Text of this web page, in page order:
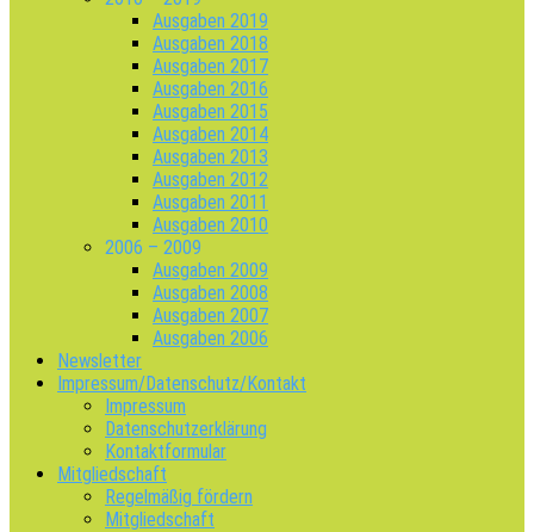
Ausgaben 2019
Ausgaben 2018
Ausgaben 2017
Ausgaben 2016
Ausgaben 2015
Ausgaben 2014
Ausgaben 2013
Ausgaben 2012
Ausgaben 2011
Ausgaben 2010
2006 – 2009
Ausgaben 2009
Ausgaben 2008
Ausgaben 2007
Ausgaben 2006
Newsletter
Impressum/Datenschutz/Kontakt
Impressum
Datenschutzerklärung
Kontaktformular
Mitgliedschaft
Regelmäßig fördern
Mitgliedschaft